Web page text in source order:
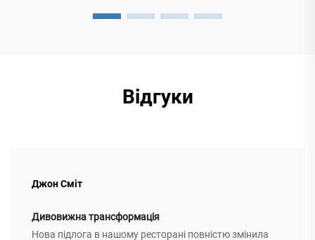
Відгуки
Джон Сміт
Дивовижна трансформація
Нова підлога в нашому ресторані повністю змінила